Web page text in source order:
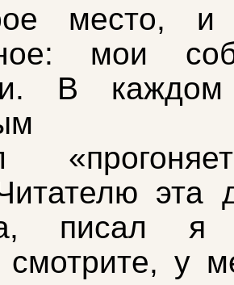
место,
мои
В
эта
писал
смотрите, у